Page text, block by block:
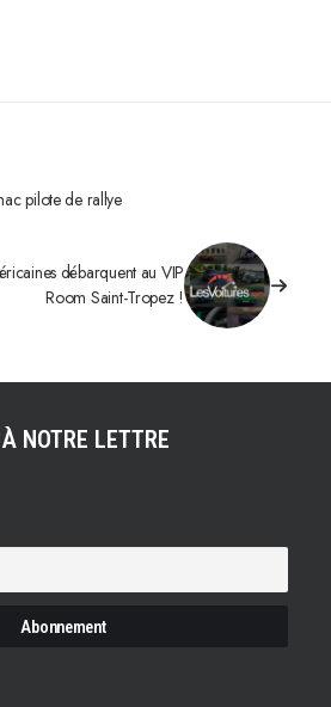
pilote de rallye
débarquent au VIP
Room Saint-Tropez !
NOTRE LETTRE